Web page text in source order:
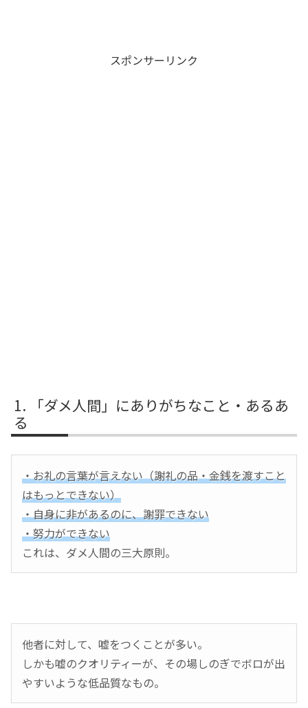
スポンサーリンク
「ダメ人間」にありがちなこと・あるあ
る
・お礼の言葉が言えない（謝礼の品・金銭を渡すこと
はもっとできない）
・自身に非があるのに、謝罪できない
・努力ができない
これは、ダメ人間の三大原則。
他者に対して、嘘をつくことが多い。
しかも嘘のクオリティーが、その場しのぎでボロが出
やすいような低品質なもの。